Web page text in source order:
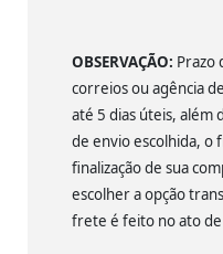
OBSERVAÇÃO: Prazo
correios ou agência
até 5 dias úteis, além
de envio escolhida, o
finalização de sua
escolher a opção
frete é feito no ato